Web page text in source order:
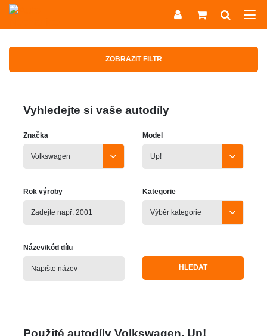
ZOBRAZIT FILTR
Vyhledejte si vaše autodíly
Značka Model
Rok výroby Kategorie
Název/kód dílu
HLEDAT
Použité autodíly Volkswagen, Up!